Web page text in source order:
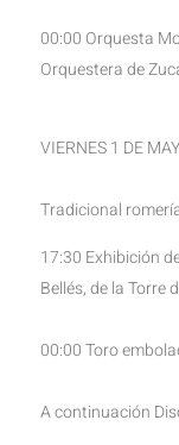
00:00 Orquesta
Orquestera de
VIERNES 1 DE
Tradicional
17:30 Exhibición
Bellés, de la Torre
00:00 Toro
A continuación